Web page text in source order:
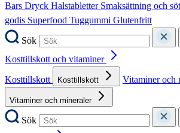
Bars Dryck Halstabletter Smaksättning och
godis Superfood Tuggummi Glutenfritt
Sök
Kosttillskott och vitaminer
Kosttillskott
Kosttillskott Vitaminer och
Vitaminer och mineraler
Sök